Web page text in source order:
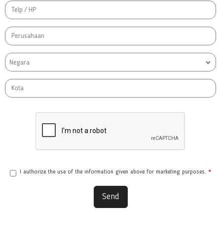
Negara
I authorize the use of the information given above for marketing purposes. *
Send